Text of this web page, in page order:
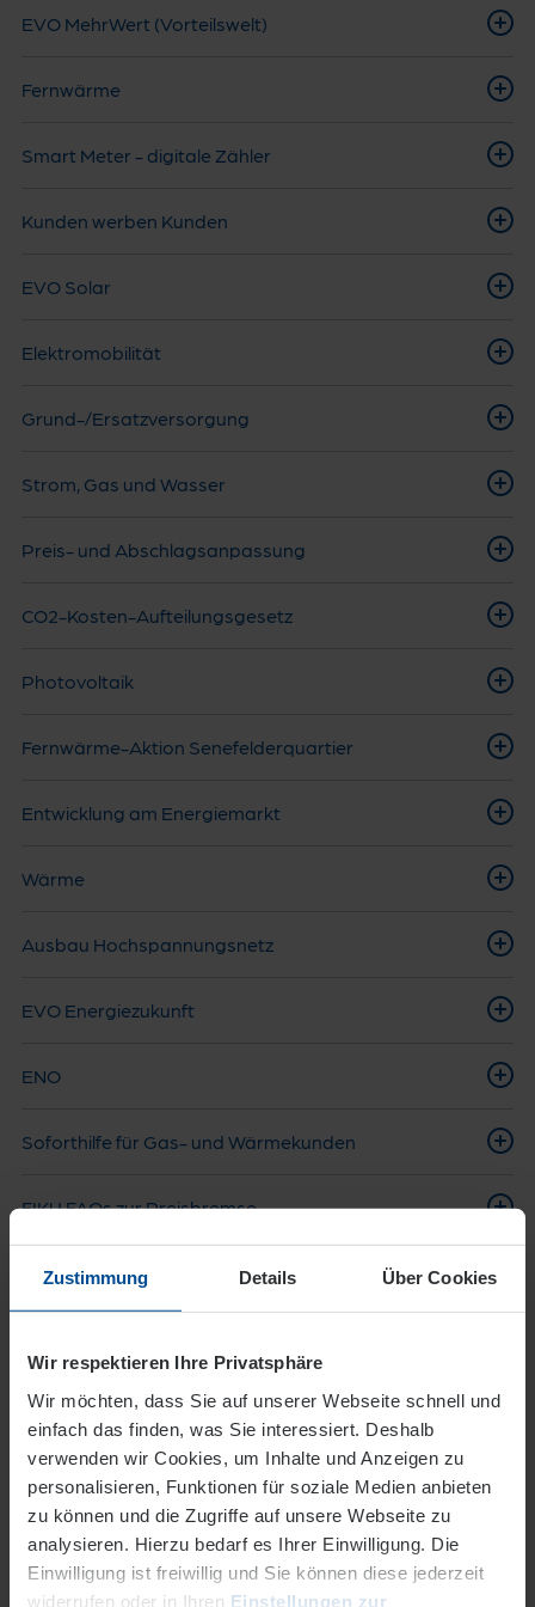
Zustimmung Details Über Cookies
Wir respektieren Ihre Privatsphäre
Wir möchten, dass Sie auf unserer Webseite schnell und
einfach das finden, was Sie interessiert. Deshalb
verwenden wir Cookies, um Inhalte und Anzeigen zu
personalisieren, Funktionen für soziale Medien anbieten
zu können und die Zugriffe auf unsere Webseite zu
analysieren. Hierzu bedarf es Ihrer Einwilligung. Die
Einwilligung ist freiwillig und Sie können diese jederzeit
widerrufen oder in Ihren Einstellungen zur
EVO MehrWert (Vorteilswelt)
Fernwärme
Smart Meter - digitale Zähler
Kunden werben Kunden
EVO Solar
Elektromobilität
Grund-/Ersatzversorgung
Strom, Gas und Wasser
Preis- und Abschlagsanpassung
CO2-Kosten-Aufteilungsgesetz
Photovoltaik
Fernwärme-Aktion Senefelderquartier
Entwicklung am Energiemarkt
Wärme
Ausbau Hochspannungsnetz
EVO Energiezukunft
ENO
Soforthilfe für Gas- und Wärmekunden
FIKU FAQs zur Preisbremse
Mehrwertsteuersenkung
Aktuelle Lage
Stromkennzeichnung
Redispatch 2.0
Preise und Angebote